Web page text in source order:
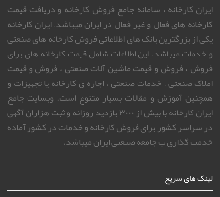
ایران کارخانه ، سامانه جامع فروش کارخانه و دریافت قیمت
کارخانه های فعال و غیر فعال در ایران میباشد. ایران کارخانه
یکی از بزرگترین بانک های اطلاعاتی فروش کارخانه های صنعتی
و خدمات میباشد. این اطلاعات شامل قیمت کارخانه های برای
فروش ، فروش و قیمت ماشین آلات صنعتی ، فروش و قیمت
املاک صنعتی ، خدمات صنعتی ، اجاره ی کارخانه یا تجهیزات و
همچنین آموزش و مقالات بسیار متنوع است. وبسایت جامع
ایران کارخانه با بیش از ۳۰۰۰ بازدید روزانه و ثبت هزاران آگهی
در سراسر کشور برای فروش کارخانه و خدمات در کشور آماده
خدمت گذاری ب جامعه صنعتی ایران میباشد.
لینک های سریع